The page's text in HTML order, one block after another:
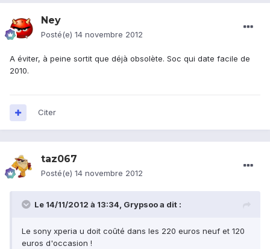
Ney
Posté(e) 14 novembre 2012
A éviter, à peine sortit que déjà obsolète. Soc qui date facile de
2010.
Citer
taz067
Posté(e) 14 novembre 2012
Le 14/11/2012 à 13:34, Grypsoo a dit :
Le sony xperia u doit coûté dans les 220 euros neuf et 120
euros d'occasion !